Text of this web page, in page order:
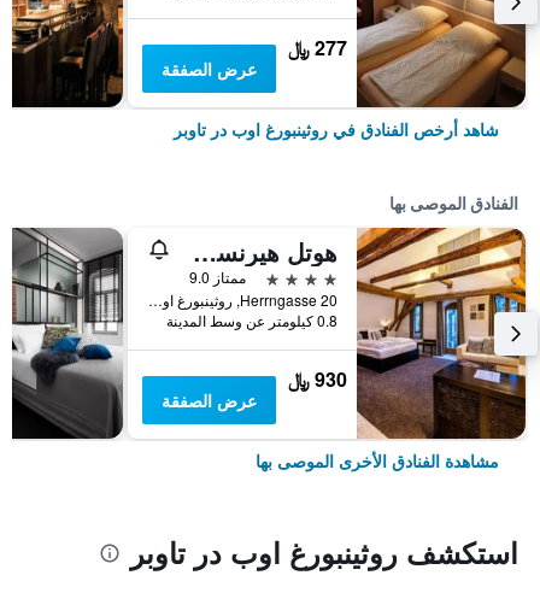
277 ﷼
عرض الصفقة
شاهد أرخص الفنادق في روثينبورغ اوب در تاوبر
الفنادق الموصى بها
هوتل هيرنسشلويسسشين
4 نجوم
ممتاز 9.0
Herrngasse 20, روثينبورغ اوب در تاوبر, بافاريا, ألمانيا
0.8 كيلومتر عن وسط المدينة
930 ﷼
عرض الصفقة
مشاهدة الفنادق الأخرى الموصى بها
استكشف روثينبورغ اوب در تاوبر